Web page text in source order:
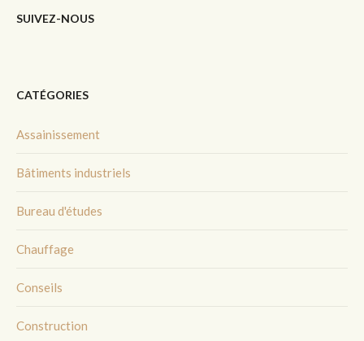
SUIVEZ-NOUS
CATÉGORIES
Assainissement
Bâtiments industriels
Bureau d'études
Chauffage
Conseils
Construction